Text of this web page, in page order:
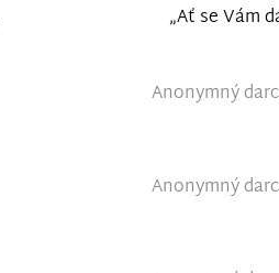
„Ať se Vám
Anonymný
Anonymný